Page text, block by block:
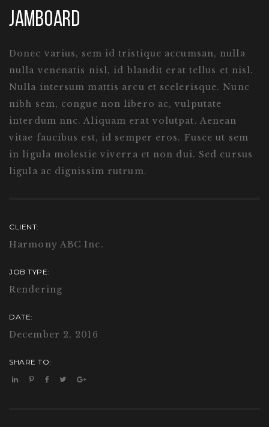
JAMBOARD
Donec varius, sem id tristique accumsan, nulla
nulla venenatis nisl, id blandit erat tellus et nisl.
Nulla intersum mattis arcu et scelerisque. Nunc
nibh sem, congue non libero ac, vulputate
interdum nnc. Aliquam erat volutpat. Aenean
vitae faucibus est, id semper eros. Fusce ut sem
in ligula molestie viverra et non dui. Sed cursus
ligula ac dignissim rutrum.
CLIENT:
Harmony ABC Inc.
JOB TYPE:
Rendering
DATE:
December 2, 2016
SHARE TO: